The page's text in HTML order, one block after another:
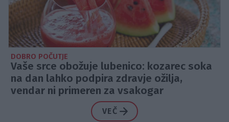
DOBRO POČUTJE
Vaše srce obožuje lubenico: kozarec soka
na dan lahko podpira zdravje ožilja,
vendar ni primeren za vsakogar
VEČ